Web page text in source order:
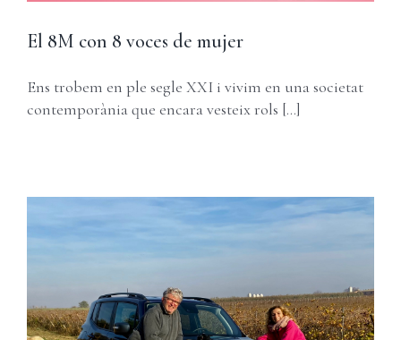
El 8M con 8 voces de mujer
Ens trobem en ple segle XXI i vivim en una societat
contemporània que encara vesteix rols [...]